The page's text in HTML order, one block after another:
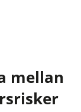
mellan